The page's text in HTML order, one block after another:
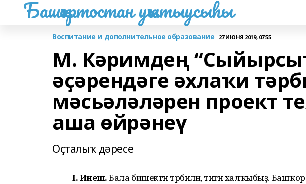
Башҡортостан уҡытыусыһы
Воспитание и дополнительное образование 27 ИЮНЯ 2019, 07:55
М. Кәримдең
әҫәрендәге әхлаҡи
мәсьәләләрен проект
аша өйрәнеү
Оҫталыҡ дәресе
I. Инеш.Бала бишектән тәрбиәләнә, тигән халҡыбыҙ.